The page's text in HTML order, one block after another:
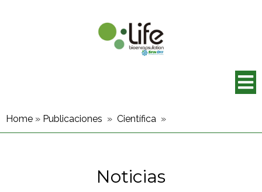
Home » Publicaciones » Científica »
Noticias